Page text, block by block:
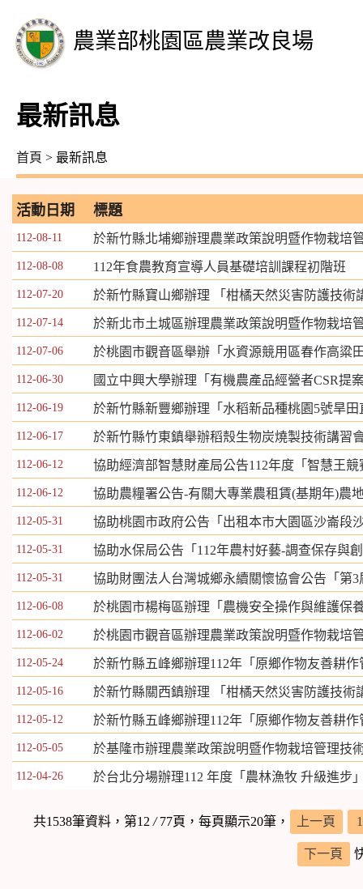
農業部桃園區農業改良場
最新訊息
首頁 > 最新訊息
活動日期 標題
112-08-11 於新竹縣北埔鄉辦理農業政策說明暨作物栽培
112-08-08 112年食農教育宣導人員基礎培訓課程初階班
112-07-20 於新竹縣寶山鄉辦理 「柑橘天然災害防護技術
112-07-14 於新北市土城區辦理農業政策說明暨作物栽培
112-07-06 於桃園市觀音區舉辦「水資源競用區春作高粱
112-06-30 國立中興大學辦理「有機農產品經營者CSR提
112-06-19 於新竹縣新豐鄉辦理「水稻新品種桃園5號旱
112-06-17 於新竹縣竹東鎮舉辦稻殼生物炭燒製技術講習
112-06-12 協助經濟部智慧財產局公告112年度「智慧王競
112-06-12 協助農糧署公告-有關大專業農租賃(基期年)農
112-05-31 協助桃園市政府公告「出租本市大園區沙崙段
112-05-31 協助水保局公告「112年農村好藝-調查保存與
112-05-31 協助財團法人台灣城鄉永續關懷協會公告「第
112-06-08 於桃園市楊梅區辦理「農機安全操作與維護保
112-06-02 於桃園市觀音區辦理農業政策說明暨作物栽培
112-05-24 於新竹縣五峰鄉辦理112年「原鄉作物友善耕
112-05-16 於新竹縣關西鎮辦理 「柑橘天然災害防護技術
112-05-12 於新竹縣五峰鄉辦理112年「原鄉作物友善耕
112-05-05 於基隆市辦理農業政策說明暨作物栽培管理技
112-04-26 於台北分場辦理112 年度「農林漁牧 升級進步
共1538筆資料，第12 /77頁，每頁顯示20筆， 上一頁 1
下一頁